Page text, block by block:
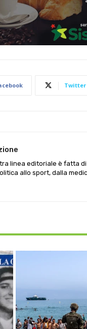
Twitter
linea editoriale è fatta
allo sport, dalla